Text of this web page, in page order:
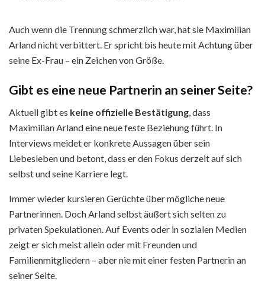
Auch wenn die Trennung schmerzlich war, hat sie Maximilian
Arland nicht verbittert. Er spricht bis heute mit Achtung über
seine Ex-Frau – ein Zeichen von Größe.
Gibt es eine neue Partnerin an seiner Seite?
Aktuell gibt es keine offizielle Bestätigung, dass
Maximilian Arland eine neue feste Beziehung führt. In
Interviews meidet er konkrete Aussagen über sein
Liebesleben und betont, dass er den Fokus derzeit auf sich
selbst und seine Karriere legt.
Immer wieder kursieren Gerüchte über mögliche neue
Partnerinnen. Doch Arland selbst äußert sich selten zu
privaten Spekulationen. Auf Events oder in sozialen Medien
zeigt er sich meist allein oder mit Freunden und
Familienmitgliedern – aber nie mit einer festen Partnerin an
seiner Seite.